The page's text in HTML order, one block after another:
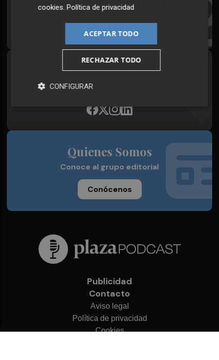
Todos los días a primera hora en tu email
Síguenos en redes
Plaza Podcast, desde cualquier medio
Quienes Somos
Conoce al grupo editorial
Conócenos
Publicidad
Contacto
Aviso legal
Política de privacidad
Cookies
cookies.Política de privacidad
ACEPTAR TODO
RECHAZAR TODO
CONFIGURAR